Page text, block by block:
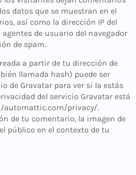
datos que se muestran en el
así como la dirección IP del
de usuario del navegador
de spam.
a partir de tu dirección de
llamada hash) puede ser
de Gravatar para ver si la estás
del servicio Gravatar está
automattic.com/privacy/.
de tu comentario, la imagen de
público en el contexto de tu